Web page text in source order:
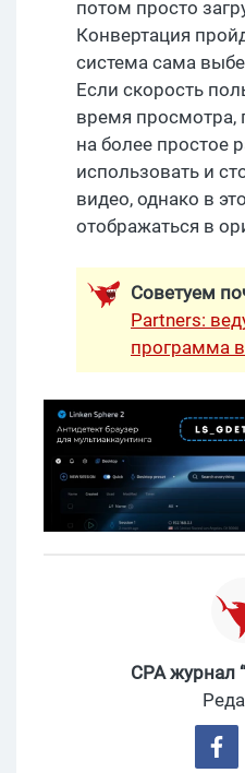
потом просто
Конвертация
система сама
Если скорость
время просмотра,
на более простое
использовать и
видео, однако в
отображаться в
Советуем
Partners:
программа
CPA журнал